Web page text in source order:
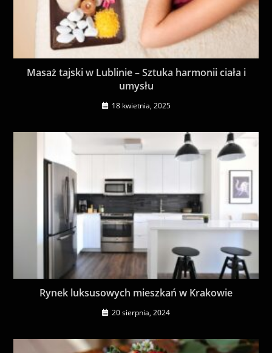
Masaż tajski w Lublinie – Sztuka harmonii ciała i
umysłu
18 kwietnia, 2025
Rynek luksusowych mieszkań w Krakowie
20 sierpnia, 2024